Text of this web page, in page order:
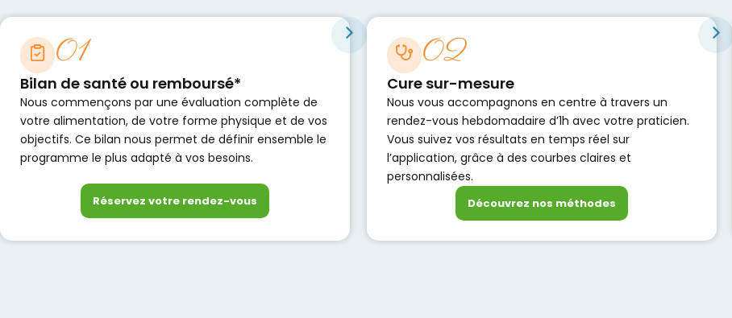
01
Bilan de santé ou remboursé*
Nous commençons par une évaluation complète de
votre alimentation, de votre forme physique et de vos
objectifs. Ce bilan nous permet de définir ensemble le
programme le plus adapté à vos besoins.
Réservez votre rendez-vous
02
Cure sur-mesure
Nous vous accompagnons en centre à travers un
rendez-vous hebdomadaire d’1h avec votre praticien.
Vous suivez vos résultats en temps réel sur
l’application, grâce à des courbes claires et
personnalisées.
Découvrez nos méthodes